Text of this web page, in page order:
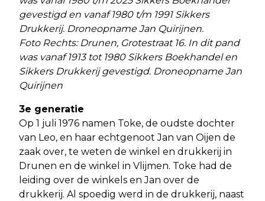
gevestigd en vanaf 1980 t/m 1991 Sikkers
Drukkerij. Droneopname Jan Quirijnen.
Foto Rechts: Drunen, Grotestraat 16. In dit pand
was vanaf 1913 tot 1980 Sikkers Boekhandel en
Sikkers Drukkerij gevestigd. Droneopname Jan
Quirijnen
3e generatie
Op 1 juli 1976 namen Toke, de oudste dochter
van Leo, en haar echtgenoot Jan van Oijen de
zaak over, te weten de winkel en drukkerij in
Drunen en de winkel in Vlijmen. Toke had de
leiding over de winkels en Jan over de
drukkerij. Al spoedig werd in de drukkerij, naast